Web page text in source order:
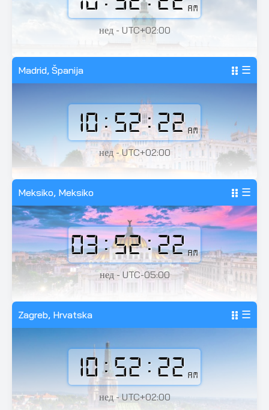
AM
нед - UTC+02:00
Madrid, Španija ☰
10:52:24AM
нед - UTC+02:00
Meksiko, Meksiko ☰
03:52:24AM
нед - UTC-05:00
Zagreb, Hrvatska ☰
10:52:24 AM
нед - UTC+02:00